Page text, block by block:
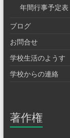
年間行事予定表
ブログ
お問合せ
学校生活のようす
学校からの連絡
著作権